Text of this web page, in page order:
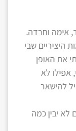
אימה וחרדה.
היציריים שבי
את האופן
אפילו לא
להישאר
אף פעם לא יבין כמה